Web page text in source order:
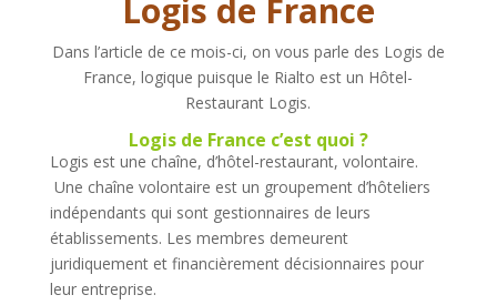
Logis de France
Dans l’article de ce mois-ci, on vous parle des Logis de
France, logique puisque le Rialto est un Hôtel-
Restaurant Logis.
Logis de France c’est quoi ?
Logis est une chaîne, d’hôtel-restaurant, volontaire.
Une chaîne volontaire est un groupement d’hôteliers
indépendants qui sont gestionnaires de leurs
établissements. Les membres demeurent
juridiquement et financièrement décisionnaires pour
leur entreprise.